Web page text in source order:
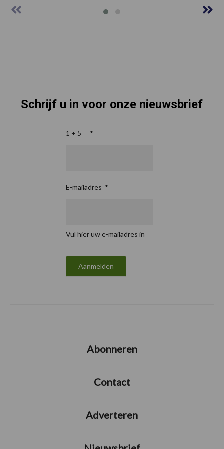
Schrijf u in voor onze nieuwsbrief
1 + 5 = *
E-mailadres *
Vul hier uw e-mailadres in
Abonneren
Contact
Adverteren